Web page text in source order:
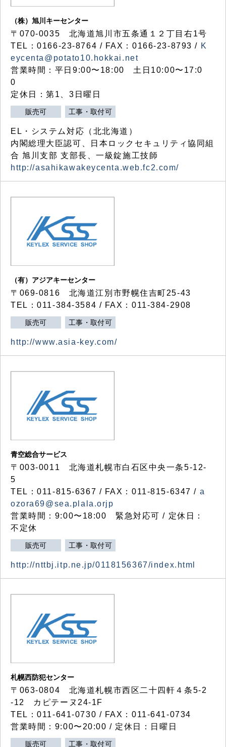
（株）旭川キーセンター
〒070-0035 北海道旭川市五条通１２丁目右1号
TEL：0166-23-8764 / FAX：0166-23-8793 / K
eycenta@potato10.hokkai.net
営業時間：平日9:00〜18:00 土日10:00〜17:0
0
定休日：第1、3日曜日
販売可 工事・取付可
EL・システム対応（北北海道）
内閣総理大臣認可、日本ロックセキュリティ協同組
合 旭川支部 支部長、一級錠施工技師
http://asahikawakeycenta.web.fc2.com/
（有）アジアキーセンター
〒069-0816 北海道江別市野幌住吉町25-43
TEL：011-384-3584 / FAX：011-384-2908
販売可 工事・取付可
http://www.asia-key.com/
青空総合サービス
〒003-0011 北海道札幌市白石区中央一条5-12-
5
TEL：011-815-6367 / FAX：011-815-6347 / a
ozora69@sea.plala.orjp
営業時間：9:00〜18:00 緊急対応可 / 定休日：
不定休
販売可 工事・取付可
http://nttbj.itp.ne.jp/0118156367/index.html
札幌西防犯センター
〒063-0804 北海道札幌市西区二十四軒４条5-2
-12 カピテーヌ24-1F
TEL：011-641-0730 / FAX：011-641-0734
営業時間：9:00〜20:00 / 定休日：日曜日
販売可 工事・取付可